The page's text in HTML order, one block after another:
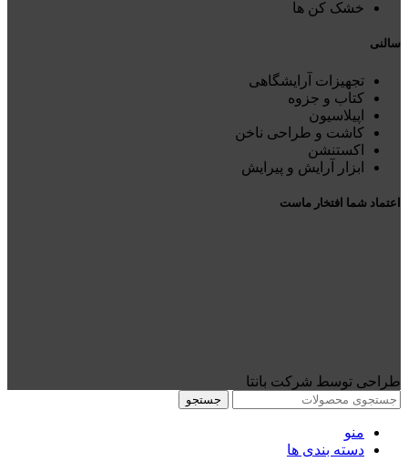
خشک کن ها
سالنی
تجهیزات آرایشگاهی
کتاب و جزوه
اپیلاسیون
کاشت و طراحی ناخن
اکستنشن
ابزار آرایش و پیرایش
اعتماد شما افتخار ماست
طراحی توسط شرکت بانتا
جستجو
منو
دسته بندی ها